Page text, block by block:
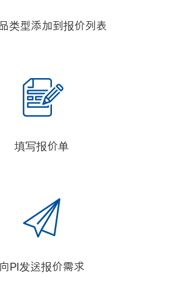
类型添加到报价列表
填写报价单
向PI发送报价需求